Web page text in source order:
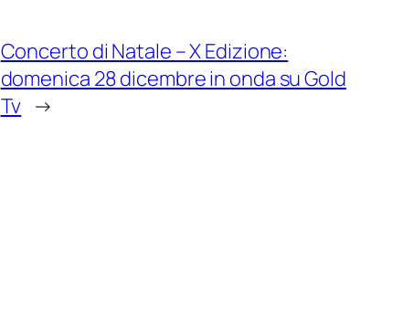
Concerto di Natale – X Edizione:
domenica 28 dicembre in onda su Gold
Tv →